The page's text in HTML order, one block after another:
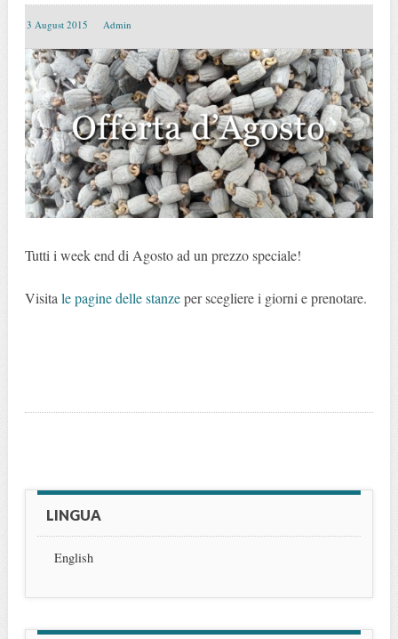
3 August 2015 Admin
Tutti i week end di Agosto ad un prezzo speciale!
Visita le pagine delle stanzeper scegliere i giorni e prenotare.
LINGUA
English